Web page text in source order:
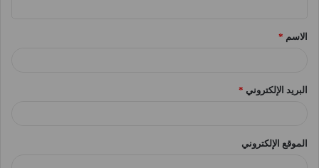
*الاسم *
البريد الإلكتروني *
الموقع الإلكتروني